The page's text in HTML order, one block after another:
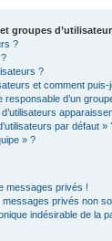
groupes
?
?
et comment
d’un
par défaut »
» ?
messages privés !
privés non
indésirable de la